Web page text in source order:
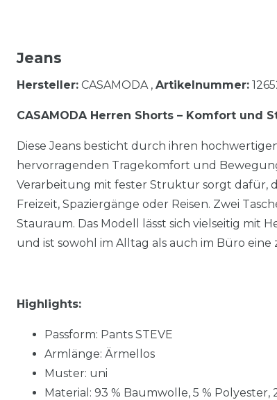
Jeans
Hersteller: CASAMODA , Artikelnummer:
CASAMODA Herren Shorts – Komfort und
Diese Jeans besticht durch ihren
hervorragenden Tragekomfort und
Verarbeitung mit fester Struktur sorgt dafür,
Freizeit, Spaziergänge oder Reisen. Zwei
Stauraum. Das Modell lässt sich vielseitig mit
und ist sowohl im Alltag als auch im Büro eine
Highlights:
Passform: Pants STEVE
Armlänge: Ärmellos
Muster: uni
Material: 93 % Baumwolle, 5 % Polyester,